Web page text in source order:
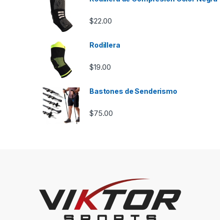
$22.00
Rodillera
$19.00
Bastones de Senderismo
$75.00